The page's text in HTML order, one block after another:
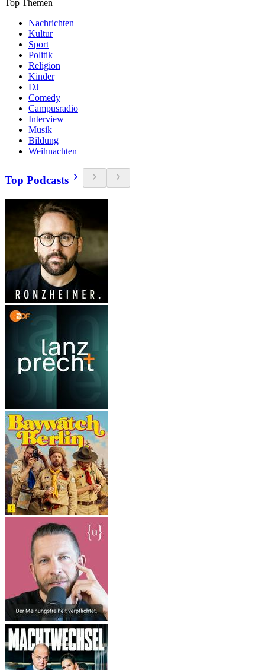
Top Themen
Nachrichten
Kultur
Sport
Politik
Religion
Kinder
DJ
Comedy
Campusradio
Interview
Musik
Bildung
Weihnachten
Top Podcasts